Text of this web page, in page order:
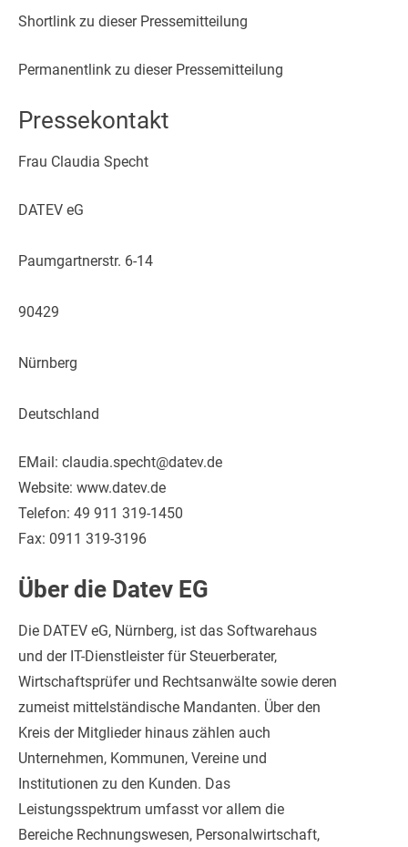
Shortlink zu dieser Pressemitteilung
Permanentlink zu dieser Pressemitteilung
Pressekontakt
Frau Claudia Specht
DATEV eG
Paumgartnerstr. 6-14
90429
Nürnberg
Deutschland
EMail: claudia.specht@datev.de
Website: www.datev.de
Telefon: 49 911 319-1450
Fax: 0911 319-3196
Über die Datev EG
Die DATEV eG, Nürnberg, ist das Softwarehaus
und der IT-Dienstleister für Steuerberater,
Wirtschaftsprüfer und Rechtsanwälte sowie deren
zumeist mittelständische Mandanten. Über den
Kreis der Mitglieder hinaus zählen auch
Unternehmen, Kommunen, Vereine und
Institutionen zu den Kunden. Das
Leistungsspektrum umfasst vor allem die
Bereiche Rechnungswesen, Personalwirtschaft,